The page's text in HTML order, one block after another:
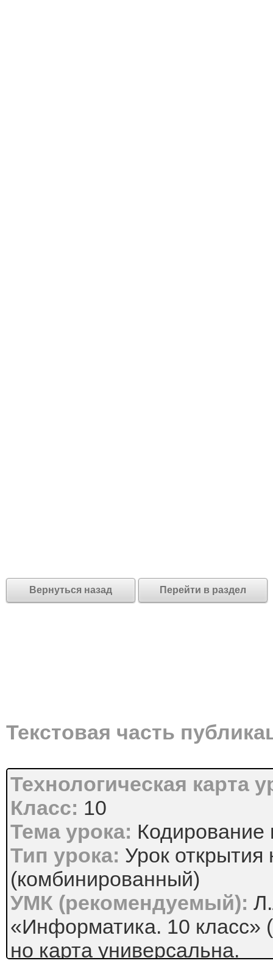
Вернуться назад Перейти в раздел
Текстовая часть
Технологическая карта
Класс: 10
Тема урока:
Тип урока: Урок открытия
(комбинированный)
УМК (рекомендуемый):
«Информатика. 10 класс»
но карта универсальна.